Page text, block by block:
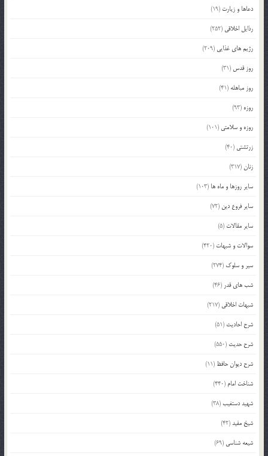
دعاها و زیارت (19)
رذایل اخلاقی (252)
رژیم های غذایی (209)
روز قدس (31)
روز مباهله (41)
روزه (93)
روزه و سلامتی (101)
زرتشتی (40)
زنان(317)
سایر روزها و ماه ها (103)
سایر فروع دین (72)
سایر مقالات (5)
سوالات و شبهات (420)
سیر و سلوک (274)
شب های قدر (46)
شبهات اخلاقی (217)
شرح احادیث (51)
شرح حدیث (550)
شرح دیوان حافظ (11)
شناخت امام (440)
شهید دستغیب(38)
شیخ مفید(42)
شیعه شناسی (69)